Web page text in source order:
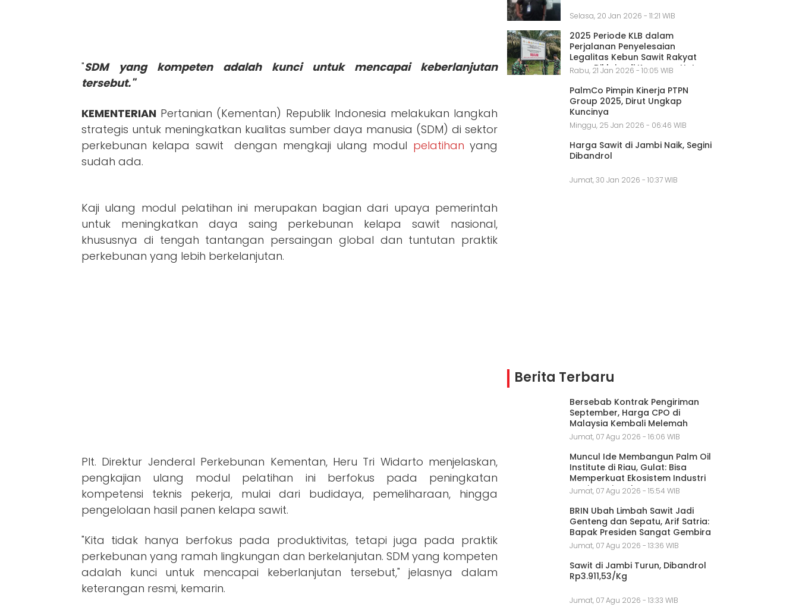
"SDM yang kompeten adalah kunci untuk mencapai keberlanjutan
tersebut."
KEMENTERIAN Pertanian (Kementan) Republik Indonesia melakukan langkah
strategis untuk meningkatkan kualitas sumber daya manusia (SDM) di sektor
perkebunan kelapa sawit dengan mengkaji ulang modul pelatihan yang
sudah ada.
Kaji ulang modul pelatihan ini merupakan bagian dari upaya pemerintah
untuk meningkatkan daya saing perkebunan kelapa sawit nasional,
khususnya di tengah tantangan persaingan global dan tuntutan praktik
perkebunan yang lebih berkelanjutan.
Plt. Direktur Jenderal Perkebunan Kementan, Heru Tri Widarto menjelaskan,
pengkajian ulang modul pelatihan ini berfokus pada peningkatan
kompetensi teknis pekerja, mulai dari budidaya, pemeliharaan, hingga
pengelolaan hasil panen kelapa sawit.
"Kita tidak hanya berfokus pada produktivitas, tetapi juga pada praktik
perkebunan yang ramah lingkungan dan berkelanjutan. SDM yang kompeten
adalah kunci untuk mencapai keberlanjutan tersebut," jelasnya dalam
keterangan resmi, kemarin.
Selasa, 20 Jan 2026 - 11:21 WIB
2025 Periode KLB dalam
Perjalanan Penyelesaian
Legalitas Kebun Sawit Rakyat
yang Diklaim di Kawasan Hutan
Rabu, 21 Jan 2026 - 10:05 WIB
PalmCo Pimpin Kinerja PTPN
Group 2025, Dirut Ungkap
Kuncinya
Minggu, 25 Jan 2026 - 06:46 WIB
Harga Sawit di Jambi Naik, Segini
Dibandrol
Jumat, 30 Jan 2026 - 10:37 WIB
Berita Terbaru
Bersebab Kontrak Pengiriman
September, Harga CPO di
Malaysia Kembali Melemah
Jumat, 07 Agu 2026 - 16:06 WIB
Muncul Ide Membangun Palm Oil
Institute di Riau, Gulat: Bisa
Memperkuat Ekosistem Industri
Sawit Nasional
Jumat, 07 Agu 2026 - 15:54 WIB
BRIN Ubah Limbah Sawit Jadi
Genteng dan Sepatu, Arif Satria:
Bapak Presiden Sangat Gembira
Jumat, 07 Agu 2026 - 13:36 WIB
Sawit di Jambi Turun, Dibandrol
Rp3.911,53/Kg
Jumat, 07 Agu 2026 - 13:33 WIB